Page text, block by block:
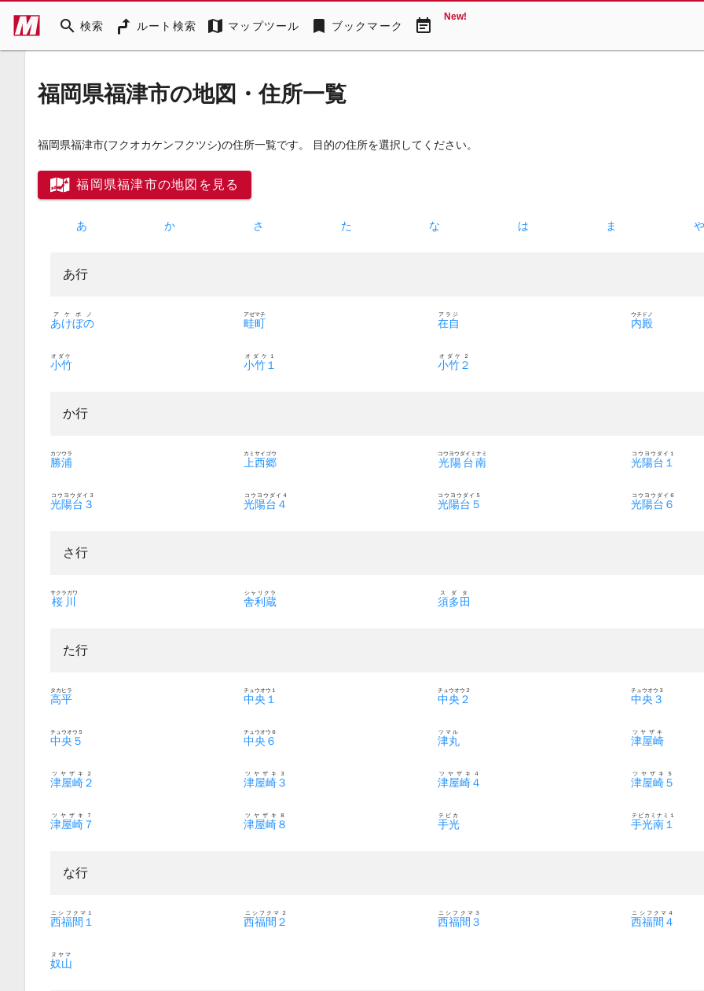
search 検索 ルート検索 map マップツール bookmark ブックマーク event_note New!
福岡県福津市の地図・住所一覧
福岡県福津市(フクオカケンフクツシ)の住所一覧です。 目的の住所を選択してください。
福岡県福津市の地図を見る
あ か さ た な は ま や
あ行
あけぼの
アケボノ
畦町
アゼマチ
在自
アラジ
内殿
ウチドノ
小竹
オダケ
小竹１
オダケ１
小竹２
オダケ２
か行
勝浦
カツウラ
上西郷
カミサイゴウ
光陽台南
コウヨウダイミナミ
光陽台１
コウヨウダイ１
光陽台３
コウヨウダイ３
光陽台４
コウヨウダイ４
光陽台５
コウヨウダイ５
光陽台６
コウヨウダイ６
さ行
桜川
サクラガワ
舎利蔵
シャリクラ
須多田
スダタ
た行
高平
タカヒラ
中央１
チュウオウ１
中央２
チュウオウ２
中央３
チュウオウ３
中央５
チュウオウ５
中央６
チュウオウ６
津丸
ツマル
津屋崎
ツヤザキ
津屋崎２
ツヤザキ２
津屋崎３
ツヤザキ３
津屋崎４
ツヤザキ４
津屋崎５
ツヤザキ５
津屋崎７
ツヤザキ７
津屋崎８
ツヤザキ８
手光
テビカ
手光南１
テビカミナミ１
な行
西福間１
ニシフクマ１
西福間２
ニシフクマ２
西福間３
ニシフクマ３
西福間４
ニシフクマ４
奴山
ヌヤマ